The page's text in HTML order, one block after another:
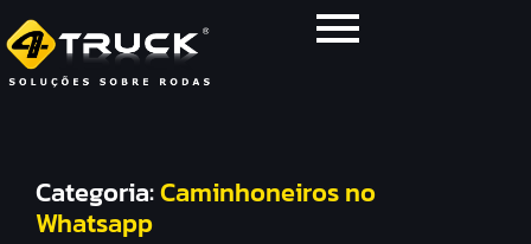
Categoria:Caminhoneiros no
Whatsapp